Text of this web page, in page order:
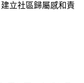
立社區歸屬感和責